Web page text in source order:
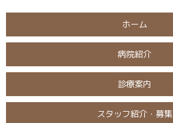
ホーム
病院紹介
診療案内
スタッフ紹介・募集